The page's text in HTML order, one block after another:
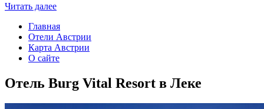
Читать далее
Главная
Отели Австрии
Карта Австрии
О сайте
Отель Burg Vital Resort в Леке